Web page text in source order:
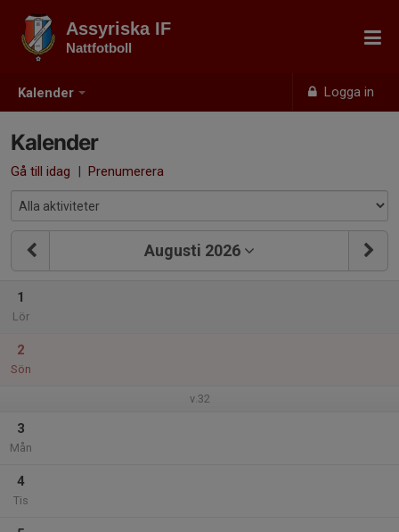
Kalender Logga in
Assyriska IF
Nattfotboll
Kalender
Gå till idag | Prenumerera
Augusti 2026
1
Lör
2
Sön
v.32
3
Mån
4
Tis